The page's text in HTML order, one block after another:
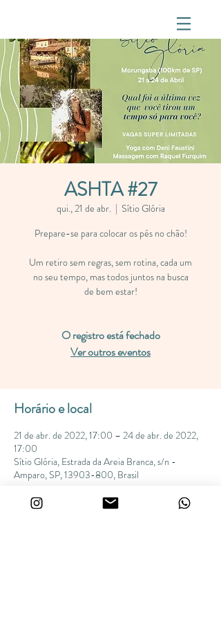
ASHTA #27
qui., 21 de abr.
  |
Sítio Glória
Prepare-se para colocar os pés no chão!
Um retiro sem regras, sem rotina, cada um
no seu tempo, mas todos juntos na busca
de bem estar!
O registro está fechado
Ver outros eventos
Horário e local
21 de abr. de 2022, 17:00 – 24 de abr. de 2022,
17:00
Sítio Glória, Estrada da Areia Branca, s/n -
Amparo, SP, 13903-800, Brasil
Sobre o evento